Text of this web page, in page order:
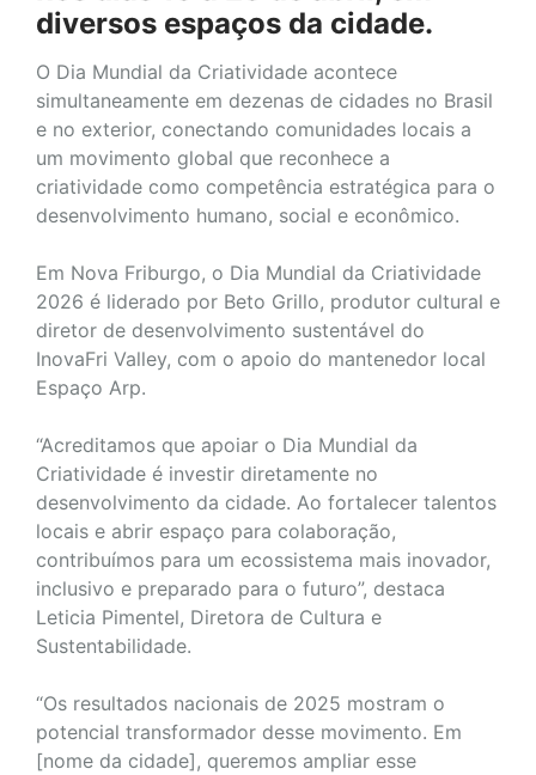
diversos espaços da cidade.
O Dia Mundial da Criatividade acontece
simultaneamente em dezenas de cidades no Brasil
e no exterior, conectando comunidades locais a
um movimento global que reconhece a
criatividade como competência estratégica para o
desenvolvimento humano, social e econômico.
Em Nova Friburgo, o Dia Mundial da Criatividade
2026 é liderado por Beto Grillo, produtor cultural e
diretor de desenvolvimento sustentável do
InovaFri Valley, com o apoio do mantenedor local
Espaço Arp.
“Acreditamos que apoiar o Dia Mundial da
Criatividade é investir diretamente no
desenvolvimento da cidade. Ao fortalecer talentos
locais e abrir espaço para colaboração,
contribuímos para um ecossistema mais inovador,
inclusivo e preparado para o futuro”, destaca
Leticia Pimentel, Diretora de Cultura e
Sustentabilidade.
“Os resultados nacionais de 2025 mostram o
potencial transformador desse movimento. Em
[nome da cidade], queremos ampliar esse